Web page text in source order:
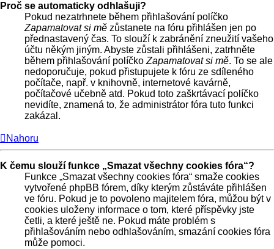
Proč se automaticky odhlašuji?
Pokud nezatrhnete během přihlašování políčko
Zapamatovat si mě zůstanete na fóru přihlášen jen po
přednastavený čas. To slouží k zabránění zneužití vašeho
účtu někým jiným. Abyste zůstali přihlášeni, zatrhněte
během přihlašování políčko Zapamatovat si mě. To se ale
nedoporučuje, pokud přistupujete k fóru ze sdíleného
počítače, např. v knihovně, internetové kavárně,
počítačové učebně atd. Pokud toto zaškrtávací políčko
nevidíte, znamená to, že administrátor fóra tuto funkci
zakázal.
Nahoru
K čemu slouží funkce „Smazat všechny cookies fóra“?
Funkce „Smazat všechny cookies fóra“ smaže cookies
vytvořené phpBB fórem, díky kterým zůstáváte přihlášen
ve fóru. Pokud je to povoleno majitelem fóra, můžou být v
cookies uloženy informace o tom, které příspěvky jste
četli, a které ještě ne. Pokud máte problém s
přihlašováním nebo odhlašováním, smazání cookies fóra
může pomoci.